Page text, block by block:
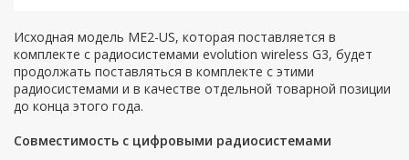
Исходная модель ME2-US, которая поставляется в
комплекте с радиосистемами evolution wireless G3, будет
продолжать поставляться в комплекте с этими
радиосистемами и в качестве отдельной товарной позиции
до конца этого года.
Совместимость с цифровыми радиосистемами